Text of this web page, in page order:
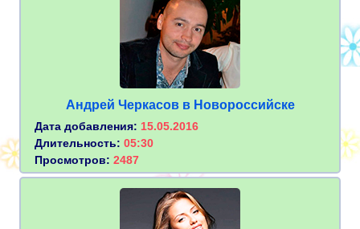
Андрей Черкасов в Новороссийске
Дата добавления: 15.05.2016
Длительность: 05:30
Просмотров: 2487